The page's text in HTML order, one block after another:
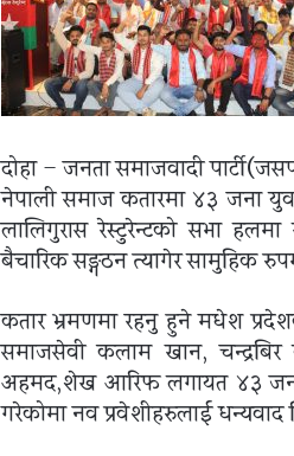
दोहा – जनता समाजवादी
नेपाली समाज कतारमा ४३ जना
लालिगुरास रेस्टुरेन्टको सभा
बैचारिक सङ्गठन त्यागेर सामुहिक
कतार भ्रमणमा रहनु हुने मधेश
समाजसेवी कलाम खान,
अहमद,शेख आरिफ लगायत ४३ जना
गरेकोमा नव प्रवेशीहरुलाई धन्यवाद